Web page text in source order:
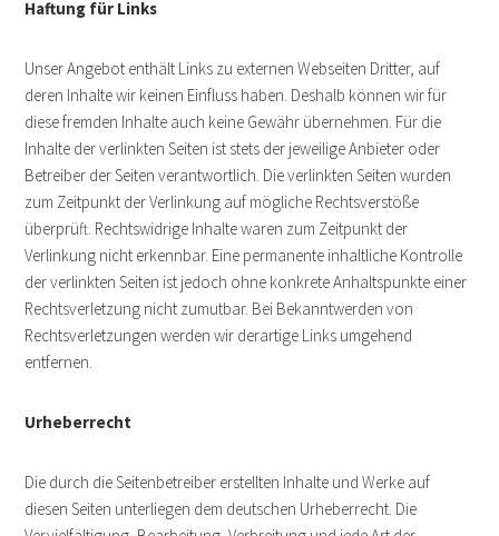
Haftung für Links
Unser Angebot enthält Links zu externen Webseiten Dritter, auf
deren Inhalte wir keinen Einfluss haben. Deshalb können wir für
diese fremden Inhalte auch keine Gewähr übernehmen. Für die
Inhalte der verlinkten Seiten ist stets der jeweilige Anbieter oder
Betreiber der Seiten verantwortlich. Die verlinkten Seiten wurden
zum Zeitpunkt der Verlinkung auf mögliche Rechtsverstöße
überprüft. Rechtswidrige Inhalte waren zum Zeitpunkt der
Verlinkung nicht erkennbar. Eine permanente inhaltliche Kontrolle
der verlinkten Seiten ist jedoch ohne konkrete Anhaltspunkte einer
Rechtsverletzung nicht zumutbar. Bei Bekanntwerden von
Rechtsverletzungen werden wir derartige Links umgehend
entfernen.
Urheberrecht
Die durch die Seitenbetreiber erstellten Inhalte und Werke auf
diesen Seiten unterliegen dem deutschen Urheberrecht. Die